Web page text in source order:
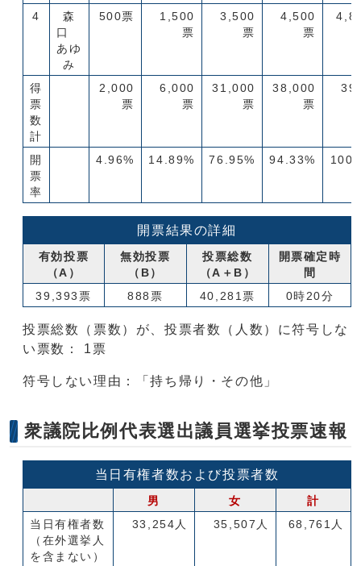
4
森
口
あゆ
み
500票
1,500
票
3,500
票
4,500
票
得
票
数
計
2,000
票
6,000
票
31,000
票
38,000
票
開
票
率
4.96% 14.89% 76.95% 94.33%
開票結果の詳細
有効投票
（A）
無効投票
（B）
投票総数
（A＋B）
開票確定時
間
39,393票
888票 40,281票 0時20分
投票総数（票数）が、投票者数（人数）に符号しな
い票数： 1票
符号しない理由：「持ち帰り・その他」
衆議院比例代表選出議員選挙投票速報
当日有権者数および投票者数
男 女
計
当日有権者数
（在外選挙人
を含まない）
33,254人 35,507人 68,761人